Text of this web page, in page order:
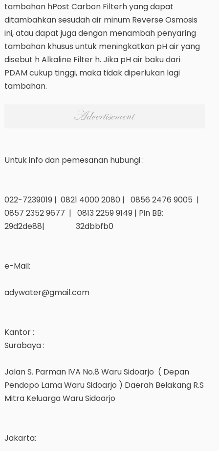
tambahan hPost Carbon Filterh yang dapat
ditambahkan sesudah air minum Reverse Osmosis
ini, atau dapat juga dengan menambah penyaring
tambahan khusus untuk meningkatkan pH air yang
disebut h Alkaline Filter h. Jika pH air baku dari
PDAM cukup tinggi, maka tidak diperlukan lagi
tambahan.
Untuk info dan pemesanan hubungi :
022-7239019 | 0821 4000 2080 | 0856 2476 9005 |
0857 2352 9677 | 0813 2259 9149 | Pin BB:
29d2de88| 32dbbfb0
e-Mail:
adywater@gmail.com
Kantor :
Surabaya :
Jalan S. Parman IVA No.8 Waru Sidoarjo ( Depan
Pendopo Lama Waru Sidoarjo ) Daerah Belakang R.S
Mitra Keluarga Waru Sidoarjo
Jakarta: